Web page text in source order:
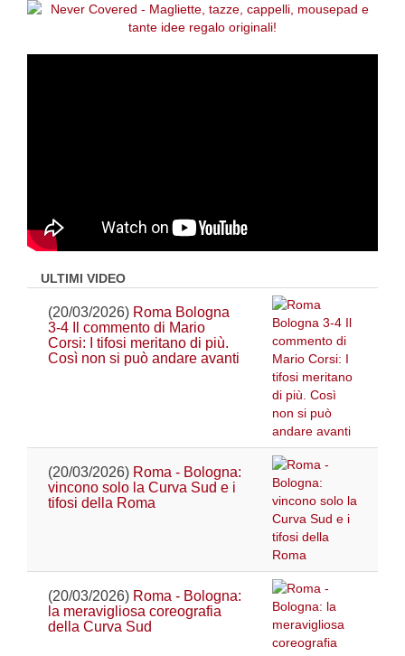
ULTIMI VIDEO
(20/03/2026) Roma Bologna
3-4 Il commento di Mario
Corsi: I tifosi meritano di più.
Così non si può andare avanti
(20/03/2026) Roma - Bologna:
vincono solo la Curva Sud e i
tifosi della Roma
(20/03/2026) Roma - Bologna:
la meravigliosa coreografia
della Curva Sud